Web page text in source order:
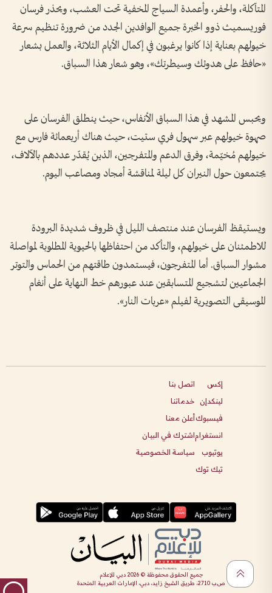
المتآكلة، والحفر، وأعمدة السياج المخفية تحت العشب، ويحذر فرسان
فوريسميث ذوو الخبرة جميع الوافدين الجدد من ضرورة تنظيم سرعة
خيولهم بعناية إذا كانوا يرغبون في إكمال الأيام الثلاثة، والعمل بشعار
«حافظ على هدوئك وسيطرتك»، وهو شعار هذا السباق.
ويحبس المشهد في هذا السباق الأنفاس، حيث ينطلق الفرسان على
صهوة خيولهم عبر سهول فري ستيت، حيث هناك أربعمائة فارس مع
خيولهم مُخيّمة، وفرق الدعم والمتفرجين، الذين يُقدّر عددهم بالآلاف،
يجتمعون حول النيران كل ليلة لمناقشة أمجاد ومصاعب اليوم.
ويستيقظ الفرسان عند منتصف الليل في ظروف شديدة البرودة
للاطمئنان على خيولهم، والتأكد من احتفاظها بالحيوية المطلوبة لمواصلة
مشوار السباق. أما المتفرجون، فيستمدون طاقتهم من الحماس والتوتر
الجماعيين لتشجيع المتسابقين عند عبورهم خط النهاية على أنغام
الموسيقى التصويرية لفيلم «عربات النار».
إكس
لينكدإن
فيسبوك
انستغرام
يوتيوب
تيك توك
اتصل بنا
خدماتنا
أعلن معنا
اشترك في البيان
سياسة الخصوصية
جميع الحقوق محفوظة ©2026 دبي للإعلام
ص.ب 2710، طريق الشيخ زايد، دبي، الإمارات العربية المتحدة